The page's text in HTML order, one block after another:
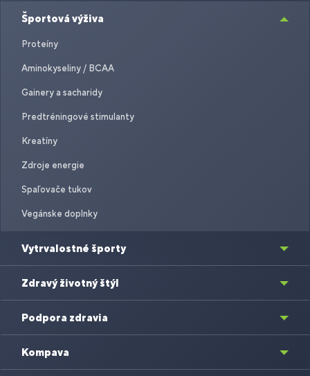
Športová výživa
Proteíny
Aminokyseliny / BCAA
Gainery a sacharidy
Predtréningové stimulanty
Kreatíny
Zdroje energie
Spaľovače tukov
Vegánske doplnky
Vytrvalostné športy
Zdravý životný štýl
Podpora zdravia
Kompava